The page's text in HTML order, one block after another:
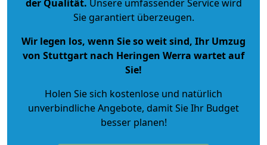
der Qualität. Unsere umfassender Service wird
Sie garantiert überzeugen.
Wir legen los, wenn Sie so weit sind, Ihr Umzug
von Stuttgart nach Heringen Werra wartet auf
Sie!
Holen Sie sich kostenlose und natürlich
unverbindliche Angebote, damit Sie Ihr Budget
besser planen!